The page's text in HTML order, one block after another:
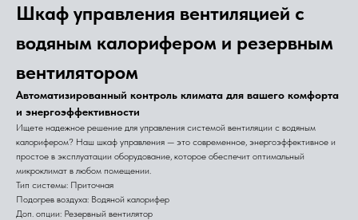
Шкаф управления вентиляцией с
водяным калорифером и резервным
вентилятором
Автоматизированный контроль климата для вашего комфорта
и энергоэффективности
Ищете надежное решение для управления системой вентиляции с водяным
калорифером? Наш шкаф управления — это современное, энергоэффективное и
простое в эксплуатации оборудование, которое обеспечит оптимальный
микроклимат в любом помещении.
Тип системы: Приточная
Подогрев воздуха: Водяной калорифер
Доп. опции: Резервный вентилятор